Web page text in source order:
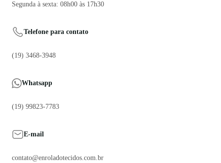
Segunda à sexta: 08h00 às 17h30
Telefone para contato
(19) 3468-3948
Whatsapp
(19) 99823-7783
E-mail
contato@enroladotecidos.com.br